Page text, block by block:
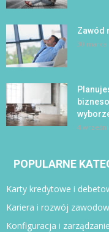
Zawód
30 marca
4
POPULARNE
Karty kredytowe i
Kariera i rozwój
Konfiguracja i